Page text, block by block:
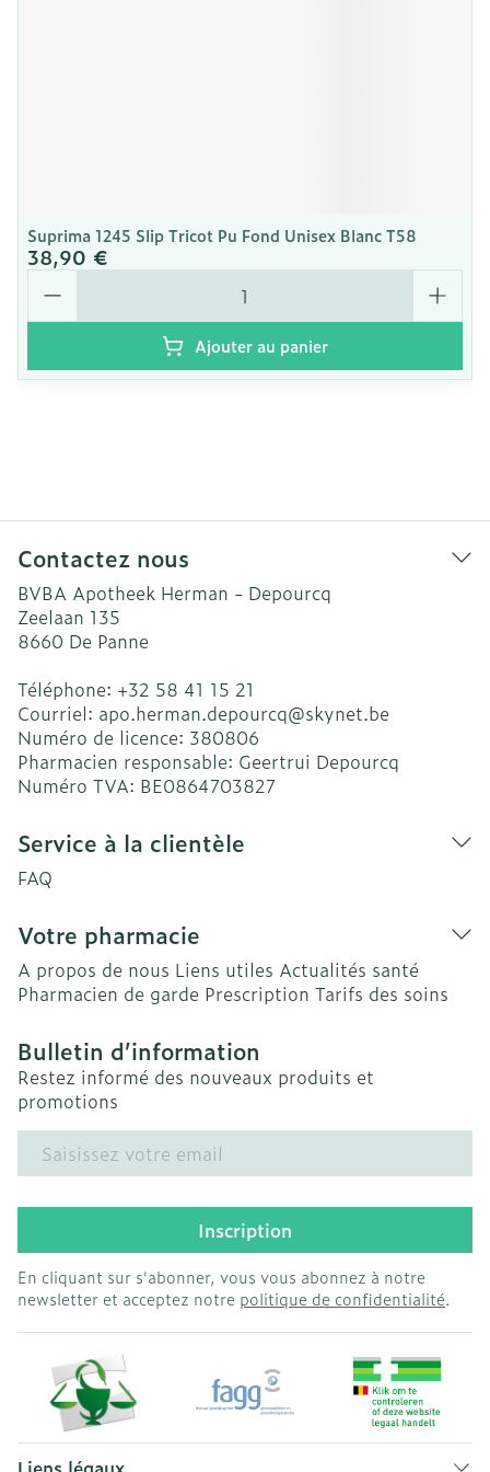
Suprima 1245 Slip Tricot Pu Fond Unisex Blanc T58
38,90 €
Quantité
Ajouter au panier
Contactez nous
BVBA Apotheek Herman - Depourcq
Zeelaan 135
8660 De Panne
Téléphone: +32 58 41 15 21
Courriel: apo.herman.depourcq@skynet.be
Numéro de licence: 380806
Pharmacien responsable: Geertrui Depourcq
Numéro TVA: BE0864703827
Service à la clientèle
FAQ
Votre pharmacie
A propos de nous Liens utiles Actualités santé
Pharmacien de garde Prescription Tarifs des soins
Bulletin d’information
Restez informé des nouveaux produits et
promotions
Adresse mail
Inscription
En cliquant sur s'abonner, vous vous abonnez à notre
newsletter et acceptez notre politique de confidentialité.